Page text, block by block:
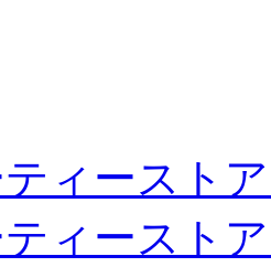
ィースト
ィースト